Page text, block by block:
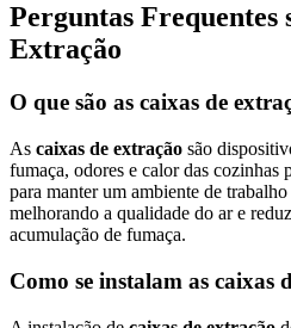
Perguntas Frequentes
Extração
O que são as caixas de
As caixas de extração são
fumaça, odores e calor das cozinhas
para manter um ambiente de
melhorando a qualidade do ar e
acumulação de fumaça.
Como se instalam as caixas